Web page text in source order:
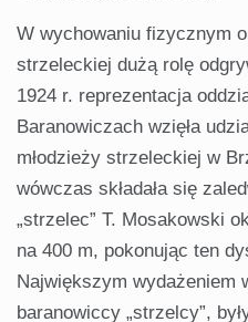
W wychowaniu fizycznym
strzeleckiej dużą rolę
1924 r. reprezentacja
Baranowiczach wzięła
młodzieży strzeleckiej w
wówczas składała się
„strzelec” T. Mosakowski
na 400 m, pokonując ten
Największym wydażeniem
baranowiccy „strzelcy”,